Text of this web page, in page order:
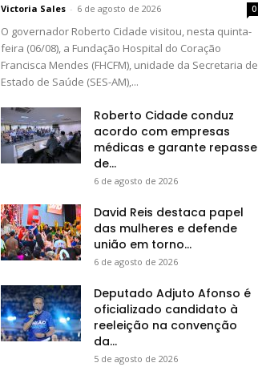
Victoria Sales - 6 de agosto de 2026 0
O governador Roberto Cidade visitou, nesta quinta-
feira (06/08), a Fundação Hospital do Coração
Francisca Mendes (FHCFM), unidade da Secretaria de
Estado de Saúde (SES-AM),...
Roberto Cidade conduz
acordo com empresas
médicas e garante repasse
de...
6 de agosto de 2026
David Reis destaca papel
das mulheres e defende
união em torno...
6 de agosto de 2026
Deputado Adjuto Afonso é
oficializado candidato à
reeleição na convenção
da...
5 de agosto de 2026